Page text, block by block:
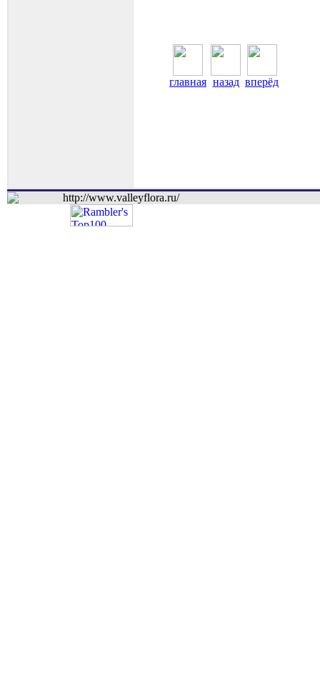
главная назад вперёд
http://www.valleyflora.ru/